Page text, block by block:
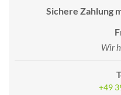
Sichere Zahlung
Wir
+49